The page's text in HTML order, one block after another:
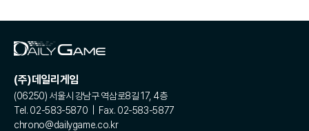
(주)데일리게임
(06250) 서울시 강남구 역삼로8길 17, 4층
Tel. 02-583-5870 | Fax. 02-583-5877
chrono@dailygame.co.kr